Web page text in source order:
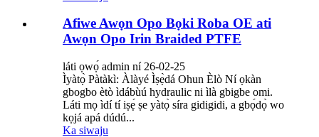
Afiwe Awọn Opo Bọki Roba OE ati
Awọn Opo Irin Braided PTFE
láti ọwọ́ admin ní 26-02-25
Ìyàtọ̀ Pàtàkì: Àlàyé Ìṣẹ̀dá Ohun Èlò Ní ọkàn
gbogbo ètò ìdábùú hydraulic ni ìlà gbigbe omi.
Láti mọ ìdí tí iṣẹ́ ṣe yàtọ̀ síra gidigidi, a gbọ́dọ̀ wo
kọjá apá dúdú...
Ka siwaju